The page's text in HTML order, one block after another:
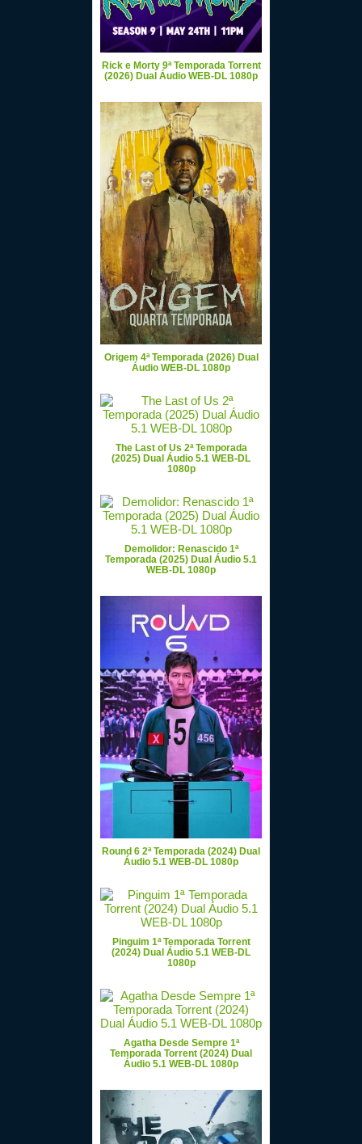
Rick e Morty 9ª Temporada Torrent
(2026) Dual Áudio WEB-DL 1080p
Origem 4ª Temporada (2026) Dual
Áudio WEB-DL 1080p
The Last of Us 2ª Temporada
(2025) Dual Áudio 5.1 WEB-DL
1080p
Demolidor: Renascido 1ª
Temporada (2025) Dual Áudio 5.1
WEB-DL 1080p
Round 6 2ª Temporada (2024) Dual
Áudio 5.1 WEB-DL 1080p
Pinguim 1ª Temporada Torrent
(2024) Dual Áudio 5.1 WEB-DL
1080p
Agatha Desde Sempre 1ª
Temporada Torrent (2024) Dual
Áudio 5.1 WEB-DL 1080p